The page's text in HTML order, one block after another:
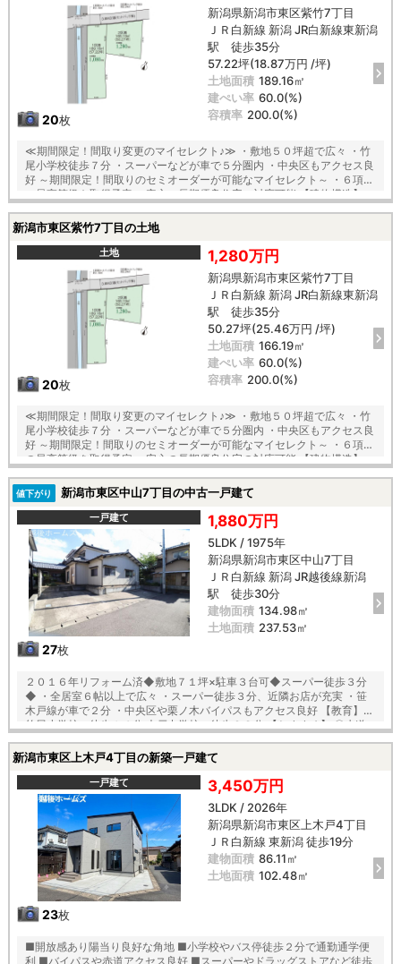
20枚
新潟県新潟市東区紫竹7丁目
ＪＲ白新線 新潟 JR白新線東新潟
駅 徒歩35分
57.22坪(18.87万円 /坪)
土地面積 189.16㎡
建ぺい率 60.0(%)
容積率 200.0(%)
≪期間限定！間取り変更のマイセレクト♪≫ ・敷地５０坪超で広々 ・竹
尾小学校徒歩７分 ・スーパーなどが車で５分圏内 ・中央区もアクセス良
好 ～期間限定！間取りのセミオーダーが可能なマイセレクト～ ・６項目
の最高等級を取得予定 ・安心の長期優良住宅の対応可能 【建物構造】
軸組×パネル工法で『地震に強い家』を実現！耐震等級３！ 〇夏は涼し
く、冬は暖かい『断熱等級５』 〇光熱費も抑えられる一次エネルギー消
費量『最高等級６』等の安心快適な住宅 〇第三者機関の厳重チェックに
よる『住宅性能評価』ダブル取得 【教育】 竹尾小学校 徒歩７分 木戸
中学校 徒歩３３分 【建築条件付】 施工会社：タクトホーム
新潟市東区紫竹7丁目の土地
土地
20枚
1,280万円
新潟県新潟市東区紫竹7丁目
ＪＲ白新線 新潟 JR白新線東新潟
駅 徒歩35分
50.27坪(25.46万円 /坪)
土地面積 166.19㎡
建ぺい率 60.0(%)
容積率 200.0(%)
≪期間限定！間取り変更のマイセレクト♪≫ ・敷地５０坪超で広々 ・竹
尾小学校徒歩７分 ・スーパーなどが車で５分圏内 ・中央区もアクセス良
好 ～期間限定！間取りのセミオーダーが可能なマイセレクト～ ・６項目
の最高等級を取得予定 ・安心の長期優良住宅の対応可能 【建物構造】
軸組×パネル工法で『地震に強い家』を実現！耐震等級３！ 〇夏は涼し
く、冬は暖かい『断熱等級５』 〇光熱費も抑えられる一次エネルギー消
費量『最高等級６』等の安心快適な住宅 〇第三者機関の厳重チェックに
よる『住宅性能評価』ダブル取得 【教育】 竹尾小学校 徒歩７分 木戸
中学校 徒歩３３分 【建築条件付】 施工会社：タクトホーム
値下がり 新潟市東区中山7丁目の中古一戸建て
一戸建て
27枚
1,880万円
5LDK / 1975年
新潟県新潟市東区中山7丁目
ＪＲ白新線 新潟 JR越後線新潟
駅 徒歩30分
建物面積 134.98㎡
土地面積 237.53㎡
２０１６年リフォーム済◆敷地７１坪×駐車３台可◆スーパー徒歩３分
◆ ・全居室６帖以上で広々 ・スーパー徒歩３分、近隣お店が充実 ・笹
木戸線が車で２分 ・中央区や栗ノ木バイパスもアクセス良好 【教育】
竹尾小学校 徒歩１４分 木戸中学校 徒歩２８分 【おすすめ】 〇赤道
和室が隣接 〇リビング収納や各居室に収納あり 〇食洗機や浄水器付のシ
ステムキッチン 〇一日の疲れが癒される広々ユニットバス
新潟市東区上木戸4丁目の新築一戸建て
一戸建て
23枚
3,450万円
3LDK / 2026年
新潟県新潟市東区上木戸4丁目
ＪＲ白新線 東新潟 徒歩19分
建物面積 86.11㎡
土地面積 102.48㎡
■開放感あり陽当り良好な角地 ■小学校やバス停徒歩２分で通勤通学便
利 ■バイパスや赤道アクセス良好 ■スーパーやドラッグストアなど徒歩